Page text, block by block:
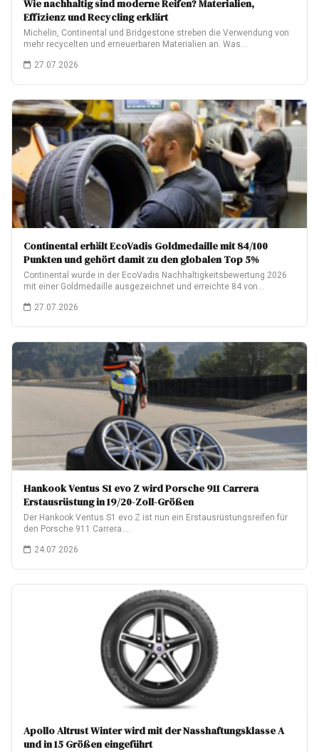
Wie nachhaltig sind moderne Reifen? Materialien,
Effizienz und Recycling erklärt
Michelin, Continental und Bridgestone streben die Verwendung von
mehr recycelten und erneuerbaren Materialien an. Was…
27.07.2026
Continental erhält EcoVadis Goldmedaille mit 84/100
Punkten und gehört damit zu den globalen Top 5%
Continental wurde in der EcoVadis Nachhaltigkeitsbewertung 2026
mit einer Goldmedaille ausgezeichnet und erreichte 84 von…
27.07.2026
Hankook Ventus S1 evo Z wird Porsche 911 Carrera
Erstausrüstung in 19/20-Zoll-Größen
Der Hankook Ventus S1 evo Z ist nun ein Erstausrüstungsreifen für
den Porsche 911 Carrera.…
24.07.2026
Apollo Altrust Winter wird mit der Nasshaftungsklasse A
und in 15 Größen eingeführt